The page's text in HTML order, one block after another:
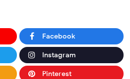
Facebook
Instagram
Pinterest